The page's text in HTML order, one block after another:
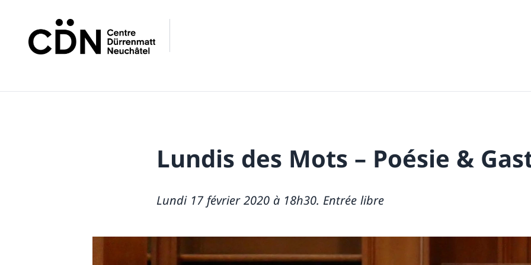
Lundis des Mots – Poésie &
Lundi 17 février 2020 à 18h30. Entrée libre